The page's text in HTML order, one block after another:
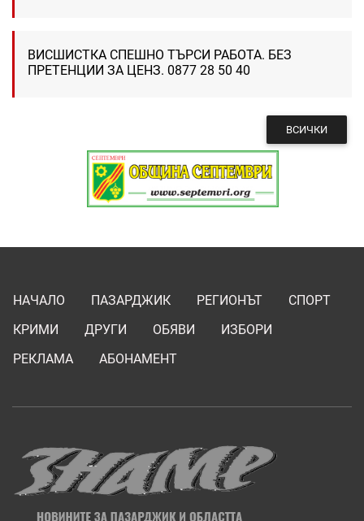
ВИСШИСТКА СПЕШНО ТЪРСИ РАБОТА. БЕЗ
ПРЕТЕНЦИИ ЗА ЦЕНЗ. 0877 28 50 40
ВСИЧКИ
НАЧАЛО ПАЗАРДЖИК РЕГИОНЪТ
СПОРТ
КРИМИ
ДРУГИ ОБЯВИ
ИЗБОРИ
РЕКЛАМА
АБОНАМЕНТ